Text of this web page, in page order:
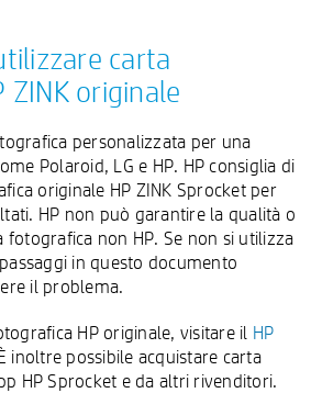
carta
originale
personalizzata per una
Polaroid, LG e HP. HP consiglia di
originale HP ZINK Sprocket per
HP non può garantire la qualità o
non HP. Se non si utilizza
in questo documento
il problema.
HP originale, visitare il HP
inoltre possibile acquistare carta
HP Sprocket e da altri rivenditori.